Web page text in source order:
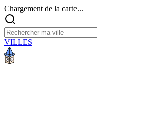
Chargement de la carte...
VILLES